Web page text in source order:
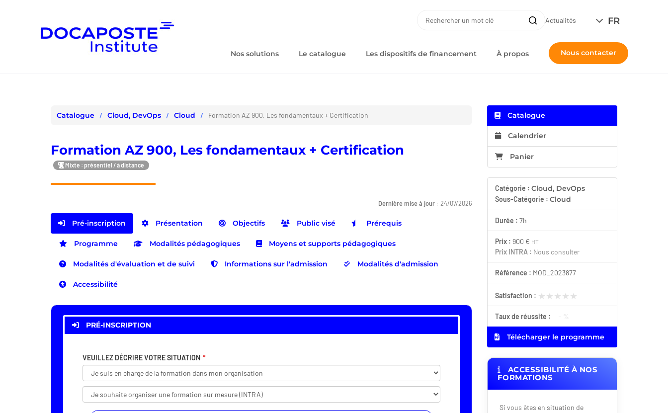
FR
RECHERCHE Recherche
Actualités
Nos solutions Le catalogue Les dispositifs de financement À propos Nous contacter
Catalogue Cloud, DevOps Cloud Formation AZ 900, Les fondamentaux + Certification
Formation AZ 900, Les fondamentaux + Certification
Mixte : présentiel / à distance
Dernière mise à jour : 24/07/2026
Pré-inscription Présentation Objectifs Public visé Prérequis
Programme Modalités pédagogiques Moyens et supports pédagogiques
Modalités d'évaluation et de suivi Informations sur l'admission Modalités d'admission
Accessibilité
PRÉ-INSCRIPTION
VEUILLEZ DÉCRIRE VOTRE SITUATION
Catalogue
Calendrier
Panier
Catégorie : Cloud, DevOps
Sous-Catégorie : Cloud
Durée : 7h
Prix : 900 € HT
Prix INTRA : Nous consulter
Référence : MOD_2023877
Satisfaction : ★★★★★
★★★★★
Taux de réussite : - %
Télécharger le programme
ACCESSIBILITÉ À NOS
FORMATIONS
Si vous êtes en situation de